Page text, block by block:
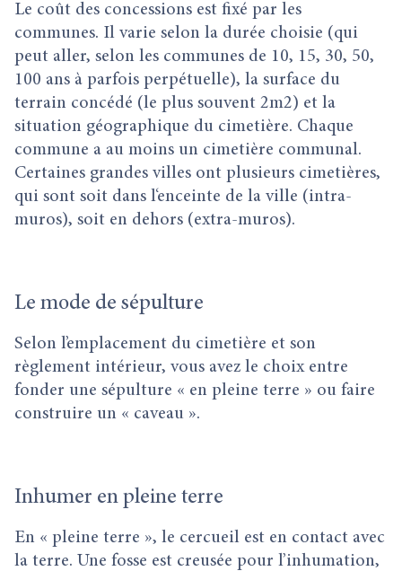
Le coût des concessions est fixé par les
communes. Il varie selon la durée choisie (qui
peut aller, selon les communes de 10, 15, 30, 50,
100 ans à parfois perpétuelle), la surface du
terrain concédé (le plus souvent 2m2) et la
situation géographique du cimetière. Chaque
commune a au moins un cimetière communal.
Certaines grandes villes ont plusieurs cimetières,
qui sont soit dans l‘enceinte de la ville (intra-
muros), soit en dehors (extra-muros).
Le mode de sépulture
Selon l’emplacement du cimetière et son
règlement intérieur, vous avez le choix entre
fonder une sépulture « en pleine terre » ou faire
construire un « caveau ».
Inhumer en pleine terre
En « pleine terre », le cercueil est en contact avec
la terre. Une fosse est creusée pour l’inhumation,